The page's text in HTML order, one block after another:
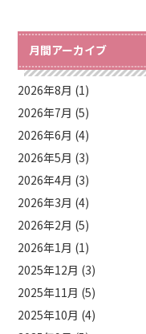
月間アーカイブ
2026年8月 (1)
2026年7月 (5)
2026年6月 (4)
2026年5月 (3)
2026年4月 (3)
2026年3月 (4)
2026年2月 (5)
2026年1月 (1)
2025年12月 (3)
2025年11月 (5)
2025年10月 (4)